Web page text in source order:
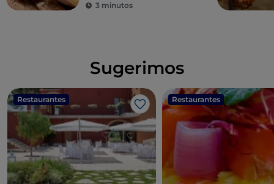
3 minutos
Sugerimos
Restaurantes
Gosto
Restaurantes